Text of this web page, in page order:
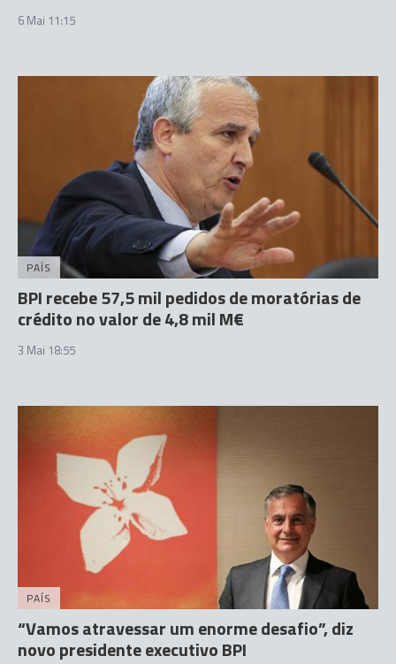
6 Mai 11:15
PAÍS
BPI recebe 57,5 mil pedidos de moratórias de
crédito no valor de 4,8 mil M€
3 Mai 18:55
PAÍS
“Vamos atravessar um enorme desafio”, diz
novo presidente executivo BPI